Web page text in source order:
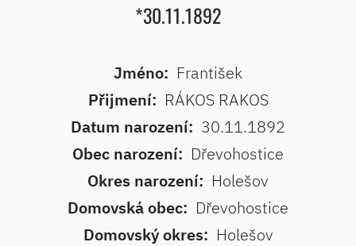
*30.11.1892
Jméno: František
Přijmení: RÁKOS RAKOS
Datum narození: 30.11.1892
Obec narození: Dřevohostice
Okres narození: Holešov
Domovská obec: Dřevohostice
Domovský okres: Holešov